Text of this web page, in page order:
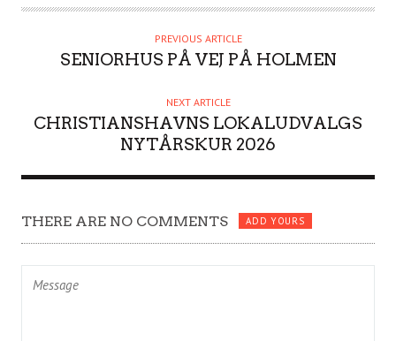
T
PREVIOUS ARTICLE
SENIORHUS PÅ VEJ PÅ HOLMEN
NEXT ARTICLE
CHRISTIANSHAVNS LOKALUDVALGS
NYTÅRSKUR 2026
THERE ARE NO COMMENTS ADD YOURS